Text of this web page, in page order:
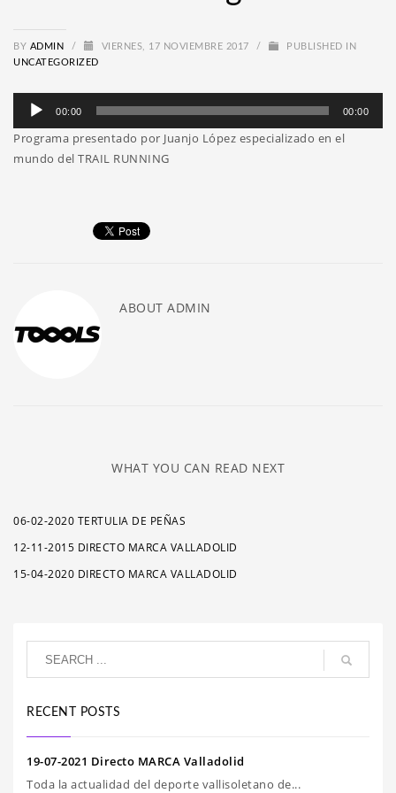
BY ADMIN / VIERNES, 17 NOVIEMBRE 2017 /
PUBLISHED IN
UNCATEGORIZED
Reproductor
audio
00:00 00:00
Programa presentado por Juanjo López especializado en el
mundo del TRAIL RUNNING
ABOUT ADMIN
WHAT YOU CAN READ NEXT
06-02-2020 TERTULIA DE PEÑAS
12-11-2015 DIRECTO MARCA VALLADOLID
15-04-2020 DIRECTO MARCA VALLADOLID
RECENT POSTS
19-07-2021 Directo MARCA Valladolid
Toda la actualidad del deporte vallisoletano de...